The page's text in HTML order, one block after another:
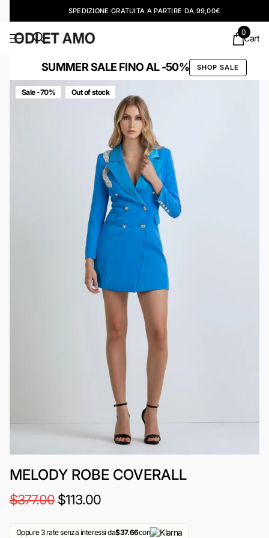
SPEDIZIONE GRATUITA A PARTIRE DA 99,00€
Cart
0
SUMMER SALE FINO AL -50% SHOP SALE
Sale -70% Out of stock
MELODY ROBE COVERALL
$377.00$113.00
Oppure 3 rate senza interessi da$37.66con